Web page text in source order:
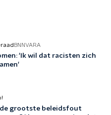
BNNVARA
'Ik wil dat racisten zich
de grootste beleidsfout